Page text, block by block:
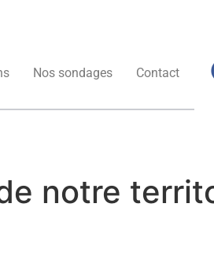
Nos sondages Contact
notre